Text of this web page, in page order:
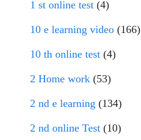
1 st online test (4)
10 e learning video (166)
10 th online test (4)
2 Home work (53)
2 nd e learning (134)
2 nd online Test (10)